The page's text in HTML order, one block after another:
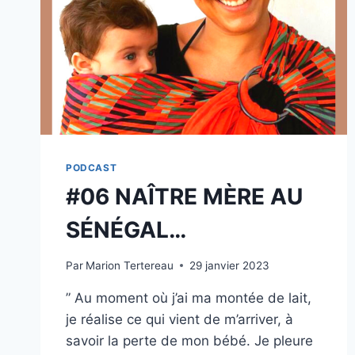
PODCAST
#06 NAÎTRE MÈRE AU
SÉNÉGAL…
Par Marion Tertereau 29 janvier 2023
” Au moment où j’ai ma montée de lait,
je réalise ce qui vient de m’arriver, à
savoir la perte de mon bébé. Je pleure